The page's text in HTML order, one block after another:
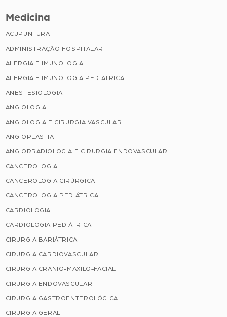
Medicina
ACUPUNTURA
ADMINISTRAÇÃO HOSPITALAR
ALERGIA E IMUNOLOGIA
ALERGIA E IMUNOLOGIA PEDIATRICA
ANESTESIOLOGIA
ANGIOLOGIA
ANGIOLOGIA E CIRURGIA VASCULAR
ANGIOPLASTIA
ANGIORRADIOLOGIA E CIRURGIA ENDOVASCULAR
CANCEROLOGIA
CANCEROLOGIA CIRÚRGICA
CANCEROLOGIA PEDIÁTRICA
CARDIOLOGIA
CARDIOLOGIA PEDIÁTRICA
CIRURGIA BARIÁTRICA
CIRURGIA CARDIOVASCULAR
CIRURGIA CRANIO-MAXILO-FACIAL
CIRURGIA ENDOVASCULAR
CIRURGIA GASTROENTEROLÓGICA
CIRURGIA GERAL